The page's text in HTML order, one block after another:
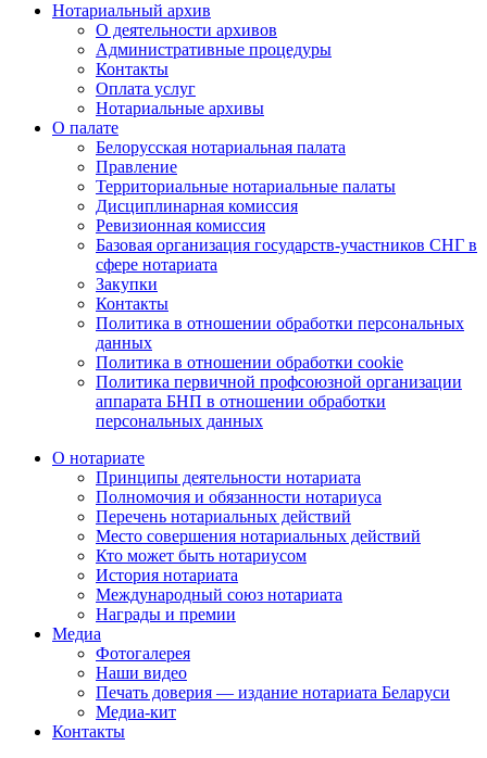
Нотариальный архив
О деятельности архивов
Административные процедуры
Контакты
Оплата услуг
Нотариальные архивы
О палате
Белорусская нотариальная палата
Правление
Территориальные нотариальные палаты
Дисциплинарная комиссия
Ревизионная комиссия
Базовая организация государств-участников СНГ в
сфере нотариата
Закупки
Контакты
Политика в отношении обработки персональных
данных
Политика в отношении обработки cookie
Политика первичной профсоюзной организации
аппарата БНП в отношении обработки
персональных данных
О нотариате
Принципы деятельности нотариата
Полномочия и обязанности нотариуса
Перечень нотариальных действий
Место совершения нотариальных действий
Кто может быть нотариусом
История нотариата
Международный союз нотариата
Награды и премии
Медиа
Фотогалерея
Наши видео
Печать доверия — издание нотариата Беларуси
Медиа-кит
Контакты